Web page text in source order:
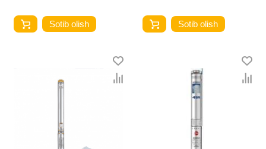
Sotib olish Sotib olish